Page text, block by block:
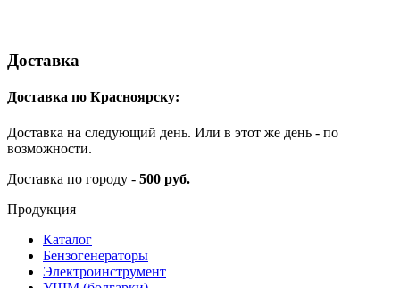
Доставка
Доставка по Красноярску:
Доставка на следующий день. Или в этот же день - по
возможности.
Доставка по городу - 500 руб.
Продукция
Каталог
Бензогенераторы
Электроинструмент